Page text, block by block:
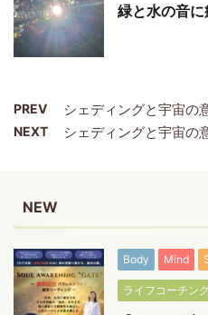
緑と水の音に
PREV シェディングと宇宙の
NEXT シェディングと宇宙の
NEW
Body Mind
ライフコーチン